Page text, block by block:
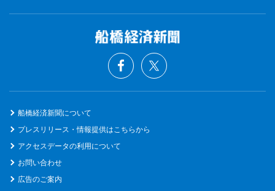
船橋経済新聞について
プレスリリース・情報提供はこちらから
アクセスデータの利用について
お問い合わせ
広告のご案内